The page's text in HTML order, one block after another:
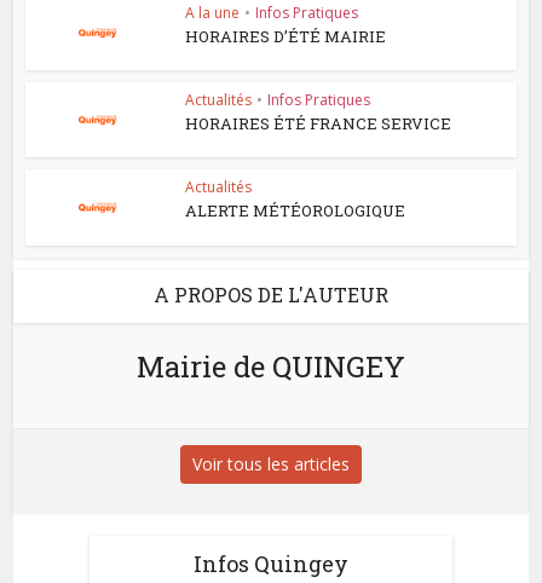
A la une • Infos Pratiques
HORAIRES D’ÉTÉ MAIRIE
Actualités • Infos Pratiques
HORAIRES ÉTÉ FRANCE SERVICE
Actualités
ALERTE MÉTÉOROLOGIQUE
A PROPOS DE L'AUTEUR
Mairie de QUINGEY
Voir tous les articles
Infos Quingey